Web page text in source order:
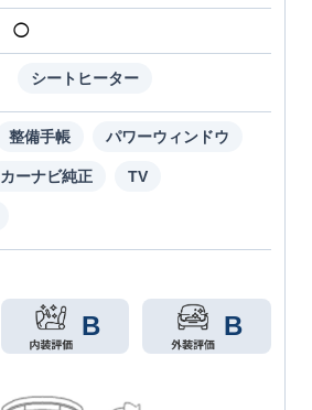
◯
シートヒーター
整備手帳 パワーウィンドウ
カーナビ純正 TV
B B